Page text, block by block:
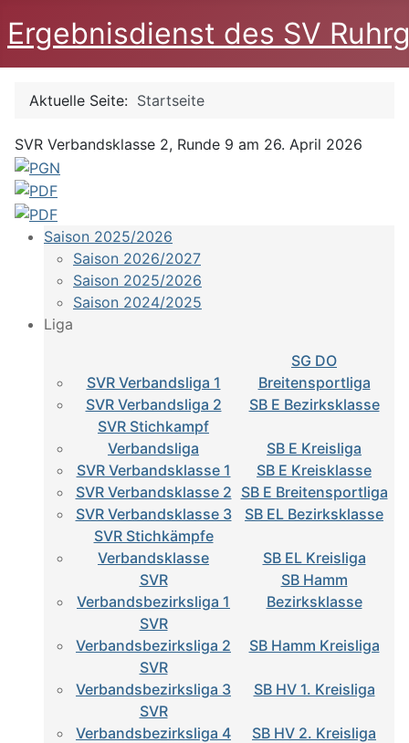
Ergebnisdienst des SV
Aktuelle Seite: Startseite
SVR Verbandsklasse 2, Runde 9 am 26. April 2026
Saison 2025/2026
Saison 2026/2027
Saison 2025/2026
Saison 2024/2025
Liga
SVR Verbandsliga 1
SG DO
Breitensportliga
SVR Verbandsliga 2
SB E Bezirksklasse
SVR Stichkampf
Verbandsliga
SB E Kreisliga
SVR Verbandsklasse 1
SB E Kreisklasse
SVR Verbandsklasse 2 SB E Breitensportliga
SVR Verbandsklasse 3
SB EL Bezirksklasse
SVR Stichkämpfe
Verbandsklasse
SB EL Kreisliga
SVR
Verbandsbezirksliga 1
SB Hamm
Bezirksklasse
SVR
Verbandsbezirksliga 2
SB Hamm Kreisliga
SVR
Verbandsbezirksliga 3
SB HV 1. Kreisliga
SVR
Verbandsbezirksliga 4
SB HV 2. Kreisliga